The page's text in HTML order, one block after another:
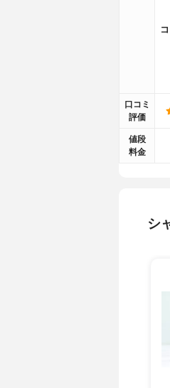
口コミ
評価
値段
料金
シ